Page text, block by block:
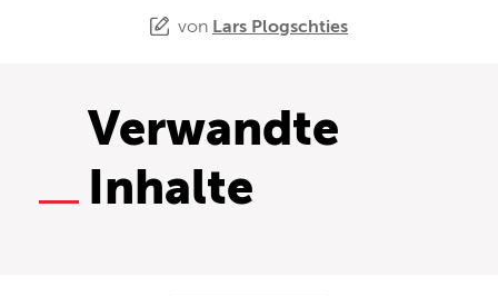
von Lars Plogschties
Verwandte
Inhalte